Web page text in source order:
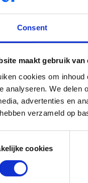
Consent
maakt gebruik van
cookies om
analyseren. We delen
advertenties en
verzameld op
cookies